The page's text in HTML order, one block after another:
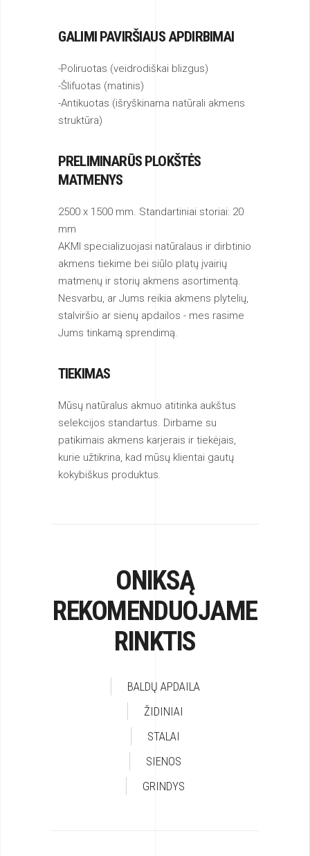
GALIMI PAVIRŠIAUS APDIRBIMAI
-Poliruotas (veidrodiškai blizgus)
-Šlifuotas (matinis)
-Antikuotas (išryškinama natūrali akmens
struktūra)
PRELIMINARŪS PLOKŠTĖS
MATMENYS
2500 x 1500 mm. Standartiniai storiai: 20
mm
AKMI specializuojasi natūralaus ir dirbtinio
akmens tiekime bei siūlo platų įvairių
matmenų ir storių akmens asortimentą.
Nesvarbu, ar Jums reikia akmens plytelių,
stalviršio ar sienų apdailos - mes rasime
Jums tinkamą sprendimą.
TIEKIMAS
Mūsų natūralus akmuo atitinka aukštus
selekcijos standartus. Dirbame su
patikimais akmens karjerais ir tiekėjais,
kurie užtikrina, kad mūsų klientai gautų
kokybiškus produktus.
ONIKSĄ
REKOMENDUOJAME
RINKTIS
BALDŲ APDAILA
ŽIDINIAI
STALAI
SIENOS
GRINDYS